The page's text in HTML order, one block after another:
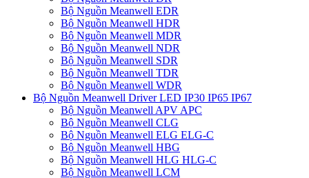
Bộ Nguồn Meanwell EDR
Bộ Nguồn Meanwell HDR
Bộ Nguồn Meanwell MDR
Bộ Nguồn Meanwell NDR
Bộ Nguồn Meanwell SDR
Bộ Nguồn Meanwell TDR
Bộ Nguồn Meanwell WDR
Bộ Nguồn Meanwell Driver LED IP30 IP65 IP67
Bộ Nguồn Meanwell APV APC
Bộ Nguồn Meanwell CLG
Bộ Nguồn Meanwell ELG ELG-C
Bộ Nguồn Meanwell HBG
Bộ Nguồn Meanwell HLG HLG-C
Bộ Nguồn Meanwell LCM